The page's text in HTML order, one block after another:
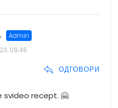
09:46
ОДГОВОРИ
svideo recept. 🤗